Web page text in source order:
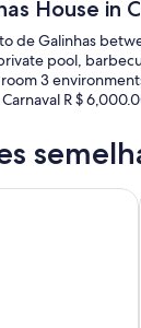
House in
de Galinhas
pool,
3
R $
piscina,